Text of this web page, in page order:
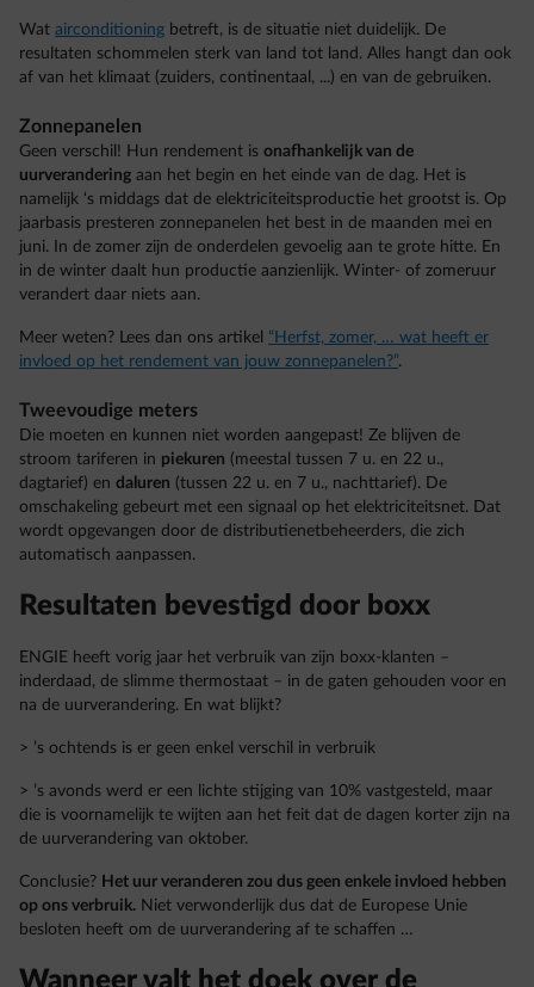
Wat airconditioning betreft, is de situatie niet duidelijk. De
resultaten schommelen sterk van land tot land. Alles hangt dan ook
af van het klimaat (zuiders, continentaal, ...) en van de gebruiken.
Zonnepanelen
Geen verschil! Hun rendement is onafhankelijk van de
uurverandering aan het begin en het einde van de dag. Het is
namelijk ‘s middags dat de elektriciteitsproductie het grootst is. Op
jaarbasis presteren zonnepanelen het best in de maanden mei en
juni. In de zomer zijn de onderdelen gevoelig aan te grote hitte. En
in de winter daalt hun productie aanzienlijk. Winter- of zomeruur
verandert daar niets aan.
Meer weten? Lees dan ons artikel “Herfst, zomer, … wat heeft er
invloed op het rendement van jouw zonnepanelen?”.
Tweevoudige meters
Die moeten en kunnen niet worden aangepast! Ze blijven de
stroom tariferen in piekuren (meestal tussen 7 u. en 22 u.,
dagtarief) en daluren (tussen 22 u. en 7 u., nachttarief). De
omschakeling gebeurt met een signaal op het elektriciteitsnet. Dat
wordt opgevangen door de distributienetbeheerders, die zich
automatisch aanpassen.
Resultaten bevestigd door boxx
ENGIE heeft vorig jaar het verbruik van zijn boxx-klanten –
inderdaad, de slimme thermostaat – in de gaten gehouden voor en
na de uurverandering. En wat blijkt?
> ’s ochtends is er geen enkel verschil in verbruik
> ’s avonds werd er een lichte stijging van 10% vastgesteld, maar
die is voornamelijk te wijten aan het feit dat de dagen korter zijn na
de uurverandering van oktober.
Conclusie? Het uur veranderen zou dus geen enkele invloed hebben
op ons verbruik. Niet verwonderlijk dus dat de Europese Unie
besloten heeft om de uurverandering af te schaffen …
Wanneer valt het doek over de